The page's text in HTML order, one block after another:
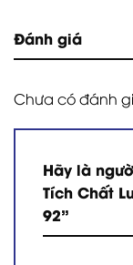
Đánh giá
Chưa có đánh
Hãy là
Tích Chất
92”